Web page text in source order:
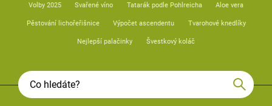
Volby 2025 Svařené víno Tatarák podle Pohlreicha Aloe vera
Pěstování lichořeřišnice Výpočet ascendentu Tvarohové knedlíky
Nejlepší palačinky Švestkový koláč